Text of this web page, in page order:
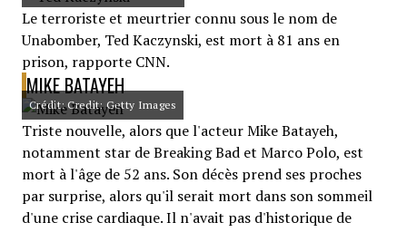
Le terroriste et meurtrier connu sous le nom de
Unabomber, Ted Kaczynski, est mort à 81 ans en
prison, rapporte CNN.
MIKE BATAYEH
Crédit: Credit: Getty Images
Triste nouvelle, alors que l'acteur Mike Batayeh,
notamment star de Breaking Bad et Marco Polo, est
mort à l'âge de 52 ans. Son décès prend ses proches
par surprise, alors qu'il serait mort dans son sommeil
d'une crise cardiaque. Il n'avait pas d'historique de